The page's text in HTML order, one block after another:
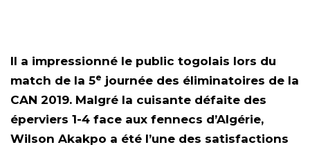
Il a impressionné le public togolais lors du
match de la 5e journée des éliminatoires de la
CAN 2019. Malgré la cuisante défaite des
éperviers 1-4 face aux fennecs d’Algérie,
Wilson Akakpo a été l’une des satisfactions